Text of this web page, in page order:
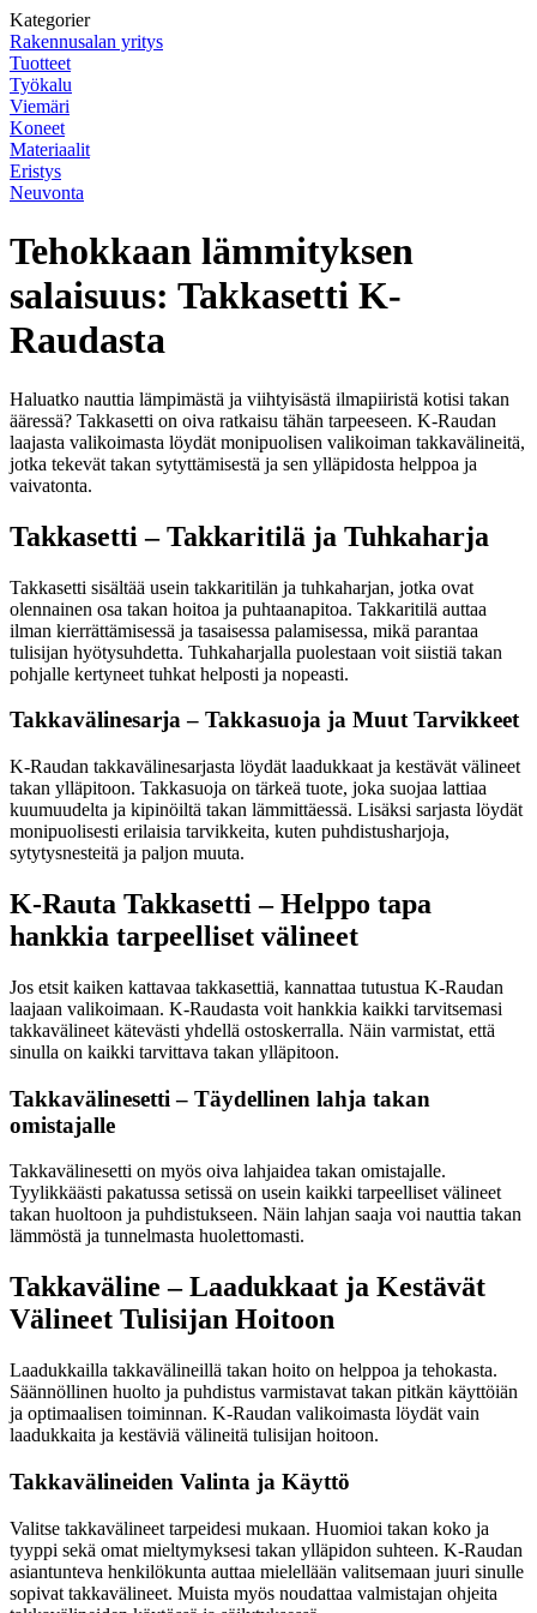
Kategorier
Rakennusalan yritys
Tuotteet
Työkalu
Viemäri
Koneet
Materiaalit
Eristys
Neuvonta
Tehokkaan lämmityksen
salaisuus: Takkasetti K-
Raudasta
Haluatko nauttia lämpimästä ja viihtyisästä ilmapiiristä kotisi takan
ääressä? Takkasetti on oiva ratkaisu tähän tarpeeseen. K-Raudan
laajasta valikoimasta löydät monipuolisen valikoiman takkavälineitä,
jotka tekevät takan sytyttämisestä ja sen ylläpidosta helppoa ja
vaivatonta.
Takkasetti – Takkaritilä ja Tuhkaharja
Takkasetti sisältää usein takkaritilän ja tuhkaharjan, jotka ovat
olennainen osa takan hoitoa ja puhtaanapitoa. Takkaritilä auttaa
ilman kierrättämisessä ja tasaisessa palamisessa, mikä parantaa
tulisijan hyötysuhdetta. Tuhkaharjalla puolestaan voit siistiä takan
pohjalle kertyneet tuhkat helposti ja nopeasti.
Takkavälinesarja – Takkasuoja ja Muut Tarvikkeet
K-Raudan takkavälinesarjasta löydät laadukkaat ja kestävät välineet
takan ylläpitoon. Takkasuoja on tärkeä tuote, joka suojaa lattiaa
kuumuudelta ja kipinöiltä takan lämmittäessä. Lisäksi sarjasta löydät
monipuolisesti erilaisia tarvikkeita, kuten puhdistusharjoja,
sytytysnesteitä ja paljon muuta.
K-Rauta Takkasetti – Helppo tapa
hankkia tarpeelliset välineet
Jos etsit kaiken kattavaa takkasettiä, kannattaa tutustua K-Raudan
laajaan valikoimaan. K-Raudasta voit hankkia kaikki tarvitsemasi
takkavälineet kätevästi yhdellä ostoskerralla. Näin varmistat, että
sinulla on kaikki tarvittava takan ylläpitoon.
Takkavälinesetti – Täydellinen lahja takan
omistajalle
Takkavälinesetti on myös oiva lahjaidea takan omistajalle.
Tyylikkäästi pakatussa setissä on usein kaikki tarpeelliset välineet
takan huoltoon ja puhdistukseen. Näin lahjan saaja voi nauttia takan
lämmöstä ja tunnelmasta huolettomasti.
Takkaväline – Laadukkaat ja Kestävät
Välineet Tulisijan Hoitoon
Laadukkailla takkavälineillä takan hoito on helppoa ja tehokasta.
Säännöllinen huolto ja puhdistus varmistavat takan pitkän käyttöiän
ja optimaalisen toiminnan. K-Raudan valikoimasta löydät vain
laadukkaita ja kestäviä välineitä tulisijan hoitoon.
Takkavälineiden Valinta ja Käyttö
Valitse takkavälineet tarpeidesi mukaan. Huomioi takan koko ja
tyyppi sekä omat mieltymyksesi takan ylläpidon suhteen. K-Raudan
asiantunteva henkilökunta auttaa mielellään valitsemaan juuri sinulle
sopivat takkavälineet. Muista myös noudattaa valmistajan ohjeita